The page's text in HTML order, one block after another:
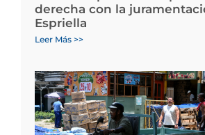
derecha con la
Espriella
Leer Más >>